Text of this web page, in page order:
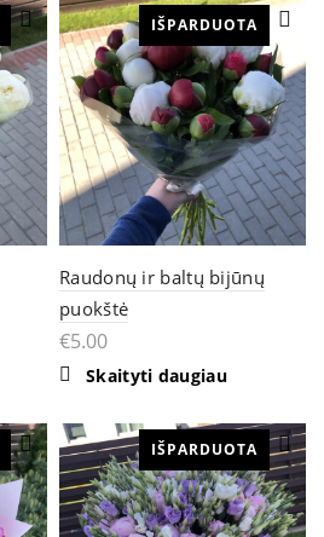
multiple
variants.
The
options
may
be
chosen
on
the
product
page
IŠPARDUOTA
Raudonų ir baltų bijūnų
puokštė
€5.00
Skaityti daugiau
IŠPARDUOTA